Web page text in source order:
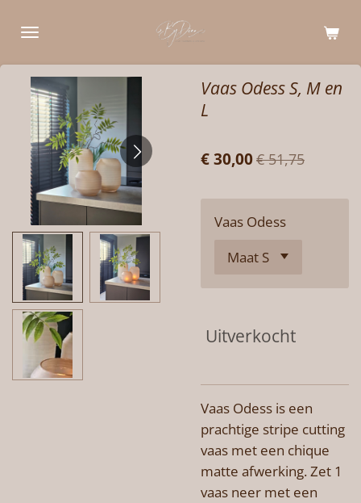
direct
hoofdinhoud
Vaas Odess S, M en
L
€ 30,00€ 51,75
Vaas Odess
Uitverkocht
Vaas Odess is een
prachtige stripe cutting
vaas met een chique
matte afwerking. Zet 1
vaas neer met een